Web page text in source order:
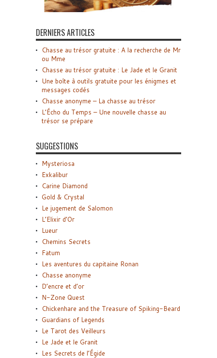
DERNIERS ARTICLES
Chasse au trésor gratuite : A la recherche de Mr
ou Mme
Chasse au trésor gratuite : Le Jade et le Granit
Une boîte à outils gratuite pour les énigmes et
messages codés
Chasse anonyme – La chasse au trésor
L’Écho du Temps – Une nouvelle chasse au
trésor se prépare
SUGGESTIONS
Mysteriosa
Exkalibur
Carine Diamond
Gold & Crystal
Le jugement de Salomon
L’Elixir d’Or
Lueur
Chemins Secrets
Fatum
Les aventures du capitaine Ronan
Chasse anonyme
D’encre et d’or
N-Zone Quest
Chickenhare and the Treasure of Spiking-Beard
Guardians of Legends
Le Tarot des Veilleurs
Le Jade et le Granit
Les Secrets de l’Égide